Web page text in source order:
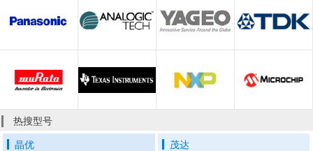
热搜型号
晶优 茂达